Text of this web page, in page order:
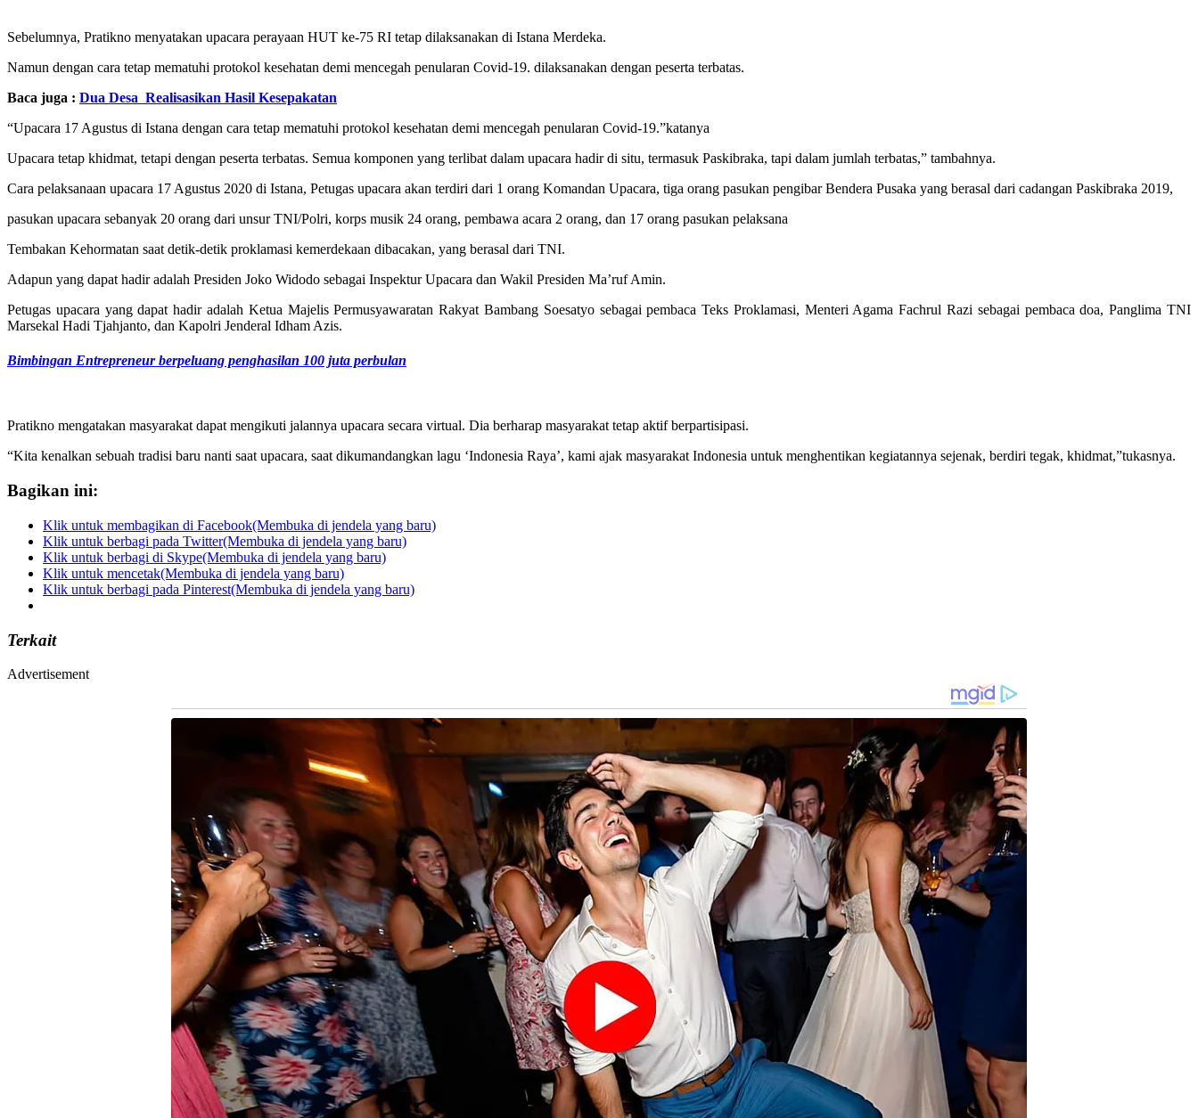
Sebelumnya, Pratikno menyatakan upacara perayaan HUT ke-75 RI tetap dilaksanakan di Istana Merdeka.
Namun dengan cara tetap mematuhi protokol kesehatan demi mencegah penularan Covid-19. dilaksanakan dengan peserta terbatas.
Baca juga : Dua Desa Realisasikan Hasil Kesepakatan
“Upacara 17 Agustus di Istana dengan cara tetap mematuhi protokol kesehatan demi mencegah penularan Covid-19.”katanya
Upacara tetap khidmat, tetapi dengan peserta terbatas. Semua komponen yang terlibat dalam upacara hadir di situ, termasuk Paskibraka, tapi dalam jumlah terbatas,” tambahnya.
Cara pelaksanaan upacara 17 Agustus 2020 di Istana, Petugas upacara akan terdiri dari 1 orang Komandan Upacara, tiga orang pasukan pengibar Bendera Pusaka yang berasal dari cadangan Paskibraka 2019,
pasukan upacara sebanyak 20 orang dari unsur TNI/Polri, korps musik 24 orang, pembawa acara 2 orang, dan 17 orang pasukan pelaksana
Tembakan Kehormatan saat detik-detik proklamasi kemerdekaan dibacakan, yang berasal dari TNI.
Adapun yang dapat hadir adalah Presiden Joko Widodo sebagai Inspektur Upacara dan Wakil Presiden Ma’ruf Amin.
Petugas upacara yang dapat hadir adalah Ketua Majelis Permusyawaratan Rakyat Bambang Soesatyo sebagai pembaca Teks Proklamasi, Menteri Agama Fachrul Razi sebagai pembaca doa, Panglima TNI
Marsekal Hadi Tjahjanto, dan Kapolri Jenderal Idham Azis.
Bimbingan Entrepreneur berpeluang penghasilan 100 juta perbulan
Pratikno mengatakan masyarakat dapat mengikuti jalannya upacara secara virtual. Dia berharap masyarakat tetap aktif berpartisipasi.
“Kita kenalkan sebuah tradisi baru nanti saat upacara, saat dikumandangkan lagu ‘Indonesia Raya’, kami ajak masyarakat Indonesia untuk menghentikan kegiatannya sejenak, berdiri tegak, khidmat,”tukasnya.
Bagikan ini:
Klik untuk membagikan di Facebook(Membuka di jendela yang baru)
Klik untuk berbagi pada Twitter(Membuka di jendela yang baru)
Klik untuk berbagi di Skype(Membuka di jendela yang baru)
Klik untuk mencetak(Membuka di jendela yang baru)
Klik untuk berbagi pada Pinterest(Membuka di jendela yang baru)
Terkait
Advertisement